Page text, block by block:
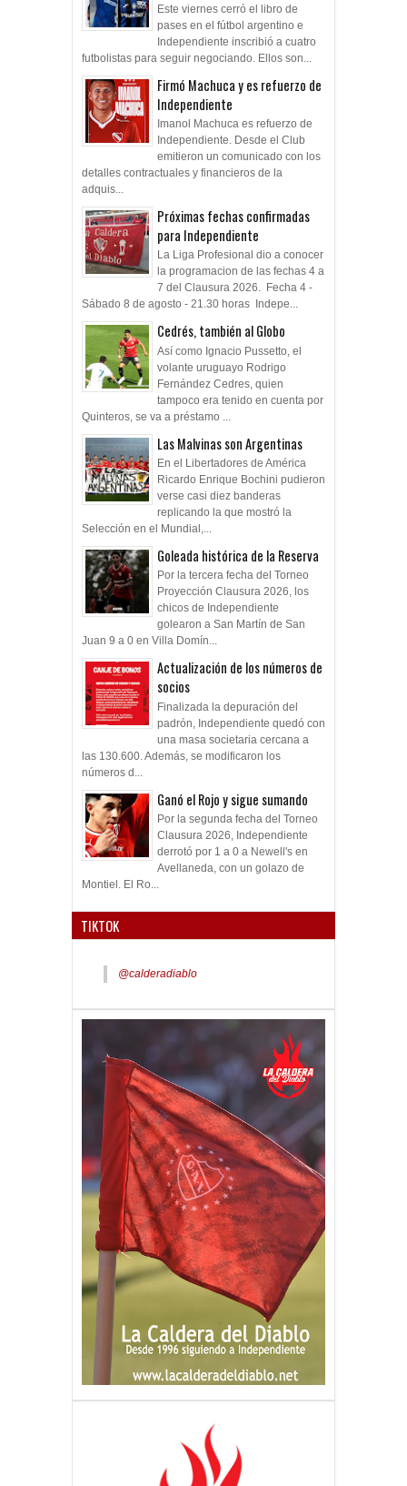
Este viernes cerró el libro de
pases en el fútbol argentino e
Independiente inscribió a cuatro
futbolistas para seguir negociando. Ellos son...
Firmó Machuca y es refuerzo de
Independiente
Imanol Machuca es refuerzo de
Independiente. Desde el Club
emitieron un comunicado con los
detalles contractuales y financieros de la
adquis...
Próximas fechas confirmadas
para Independiente
La Liga Profesional dio a conocer
la programacion de las fechas 4 a
7 del Clausura 2026. Fecha 4 -
Sábado 8 de agosto - 21.30 horas Indepe...
Cedrés, también al Globo
Así como Ignacio Pussetto, el
volante uruguayo Rodrigo
Fernández Cedres, quien
tampoco era tenido en cuenta por
Quinteros, se va a préstamo ...
Las Malvinas son Argentinas
En el Libertadores de América
Ricardo Enrique Bochini pudieron
verse casi diez banderas
replicando la que mostró la
Selección en el Mundial,...
Goleada histórica de la Reserva
Por la tercera fecha del Torneo
Proyección Clausura 2026, los
chicos de Independiente
golearon a San Martín de San
Juan 9 a 0 en Villa Domín...
Actualización de los números de
socios
Finalizada la depuración del
padrón, Independiente quedó con
una masa societaria cercana a
las 130.600. Además, se modificaron los
números d...
Ganó el Rojo y sigue sumando
Por la segunda fecha del Torneo
Clausura 2026, Independiente
derrotó por 1 a 0 a Newell's en
Avellaneda, con un golazo de
Montiel. El Ro...
TIKTOK
@calderadiablo